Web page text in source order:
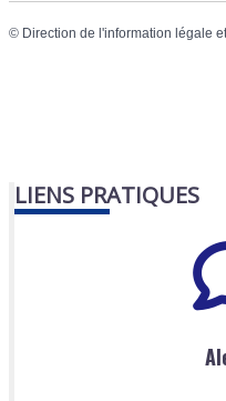
© Direction de l'information légale
LIENS PRATIQUES